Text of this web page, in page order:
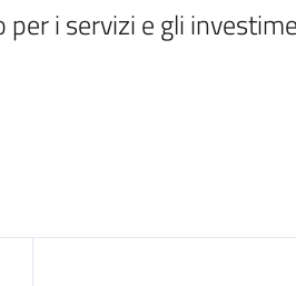
i servizi e gli